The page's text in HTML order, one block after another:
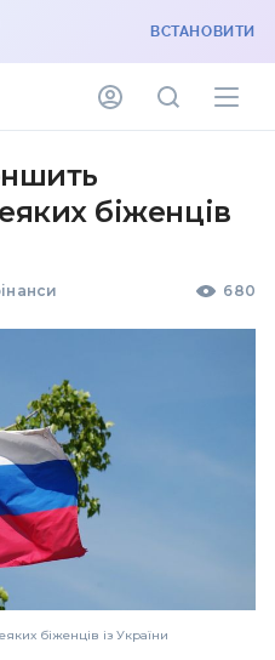
ВСТАНОВИТИ
біженців
680
біженців із України